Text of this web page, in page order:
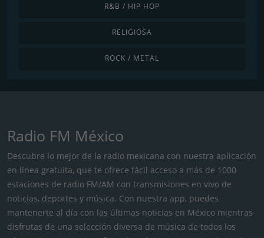
R&B / HIP HOP
RELIGIOSA
ROCK / METAL
Radio FM México
Descubre lo mejor de la radio mexicana con nuestra aplicación
en línea gratuita, que te ofrece fácil acceso a más de 1000
estaciones de radio FM/AM con transmisiones en vivo de
noticias, deportes y música. Con nuestra app, puedes
mantenerte al día con las últimas noticias en México mientras
disfrutas de una selección diversa de música de todos los